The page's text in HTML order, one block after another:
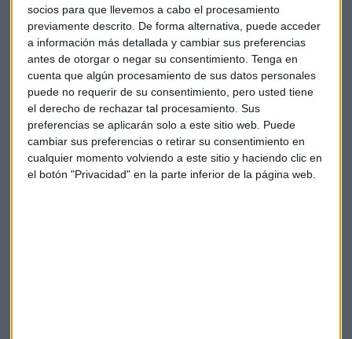
socios para que llevemos a cabo el procesamiento
previamente descrito. De forma alternativa, puede acceder
a información más detallada y cambiar sus preferencias
antes de otorgar o negar su consentimiento. Tenga en
cuenta que algún procesamiento de sus datos personales
puede no requerir de su consentimiento, pero usted tiene
el derecho de rechazar tal procesamiento. Sus
preferencias se aplicarán solo a este sitio web. Puede
cambiar sus preferencias o retirar su consentimiento en
cualquier momento volviendo a este sitio y haciendo clic en
el botón "Privacidad" en la parte inferior de la página web.
Tal y como formuló la asamblea general de AMI en su
declaración de principios sobre Inteligencia Artificial el
pasado mes de junio de 2023, toda utilización de la obra
creada por un medio de información bien para el
entrenamiento de un modelo de inteligenciaartificial bien
para la generación de respuestas a las consultas
formuladas por los usuarios debe estar supeditada al
respeto de los derechos de los editores de información,
unida al pago de la remuneración que reconozca el esfuerzo